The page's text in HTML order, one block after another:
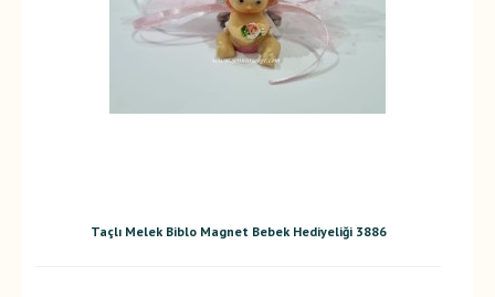
Taçlı Melek Biblo Magnet Bebek Hediyeliği 3886